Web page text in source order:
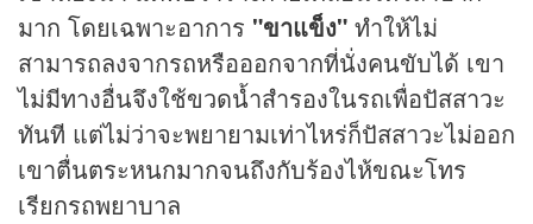
มาก โดยเฉพาะอาการ "ขาแข็ง" ทำให้ไม่
สามารถลงจากรถหรือออกจากที่นั่งคนขับได้ เขา
ไม่มีทางอื่นจึงใช้ขวดน้ำสำรองในรถเพื่อปัสสาวะ
ทันที แต่ไม่ว่าจะพยายามเท่าไหร่ก็ปัสสาวะไม่ออก
เขาตื่นตระหนกมากจนถึงกับร้องไห้ขณะโทร
เรียกรถพยาบาล